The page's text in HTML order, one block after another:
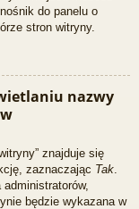
do panelu o
stron witryny.
nazwy
znajduje się
zaznaczając Tak
będzie wykazana w